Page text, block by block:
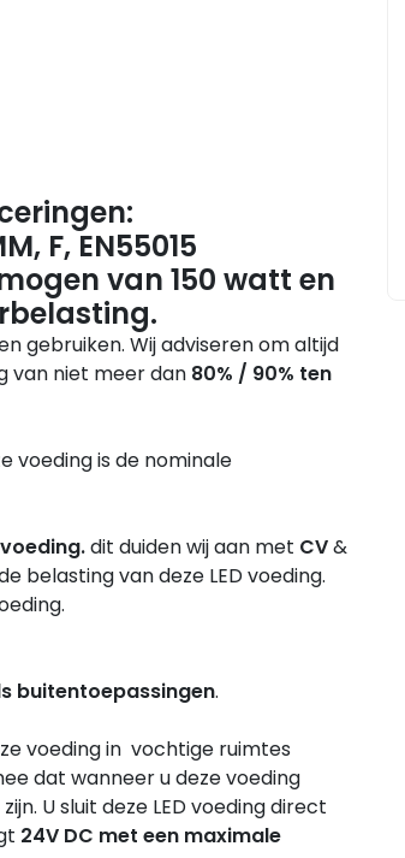
F, EN55015
van 150 watt en
gebruiken. Wij adviseren om altijd
van niet meer dan 80% / 90% ten
voeding is de nominale
dit duiden wij aan met CV&
belasting van deze LED voeding.
buitentoepassingen.
voeding in vochtige ruimtes
dat wanneer u deze voeding
U sluit deze LED voeding direct
24V DC met een maximale